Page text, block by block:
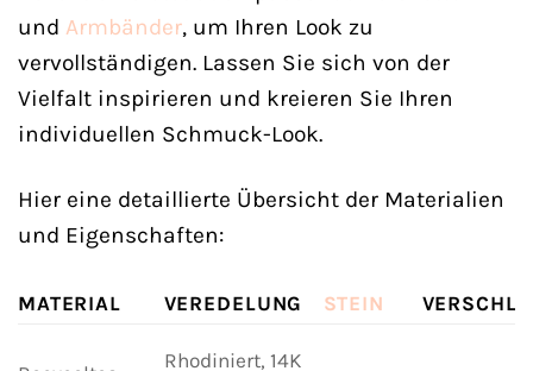
und Armbänder, um Ihren Look zu
vervollständigen. Lassen Sie sich von der
Vielfalt inspirieren und kreieren Sie Ihren
individuellen Schmuck-Look.
Hier eine detaillierte Übersicht der Materialien
und Eigenschaften:
MATERIAL VEREDELUNG STEIN
Rhodiniert, 14K